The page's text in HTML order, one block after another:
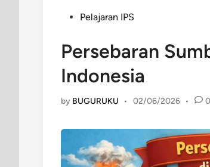
PostedPelajaran IPS
Persebaran
Indonesia
by BUGURUKU • 02/06/2026 • 0